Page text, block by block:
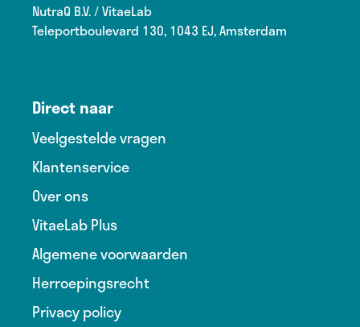
NutraQ B.V. / VitaeLab
Teleportboulevard 130, 1043 EJ, Amsterdam
Direct naar
Veelgestelde vragen
Klantenservice
Over ons
VitaeLab Plus
Algemene voorwaarden
Herroepingsrecht
Privacy policy